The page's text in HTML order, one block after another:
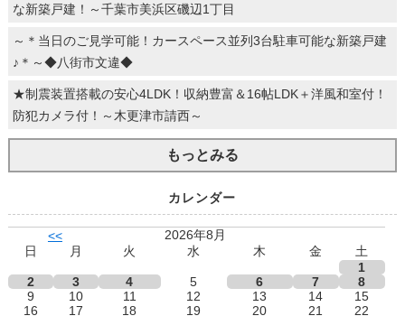
な新築戸建！～千葉市美浜区磯辺1丁目
～＊当日のご見学可能！カースペース並列3台駐車可能な新築戸建
♪＊～◆八街市文違◆
★制震装置搭載の安心4LDK！収納豊富＆16帖LDK＋洋風和室付！
防犯カメラ付！～木更津市請西～
もっとみる
カレンダー
<<
2026年8月
日
月 火 水 木 金
土
1
2
3 4 5 6 7
8
9
10 11 12 13 14
15
16
17 18 19 20 21
22